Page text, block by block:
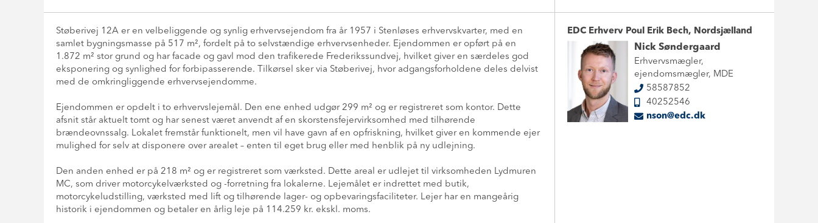
Støberivej 12A er en velbeliggende og synlig erhvervsejendom fra år 1957 i Stenløses erhvervskvarter, med en
samlet bygningsmasse på 517 m², fordelt på to selvstændige erhvervsenheder. Ejendommen er opført på en
1.872 m² stor grund og har facade og gavl mod den trafikerede Frederikssundvej, hvilket giver en særdeles god
eksponering og synlighed for forbipasserende. Tilkørsel sker via Støberivej, hvor adgangsforholdene deles delvist
med de omkringliggende erhvervsejendomme.
Ejendommen er opdelt i to erhvervslejemål. Den ene enhed udgør 299 m² og er registreret som kontor. Dette
afsnit står aktuelt tomt og har senest været anvendt af en skorstensfejervirksomhed med tilhørende
brændeovnssalg. Lokalet fremstår funktionelt, men vil have gavn af en opfriskning, hvilket giver en kommende ejer
mulighed for selv at disponere over arealet – enten til eget brug eller med henblik på ny udlejning.
Den anden enhed er på 218 m² og er registreret som værksted. Dette areal er udlejet til virksomheden Lydmuren
MC, som driver motorcykelværksted og -forretning fra lokalerne. Lejemålet er indrettet med butik,
motorcykeludstilling, værksted med lift og tilhørende lager- og opbevaringsfaciliteter. Lejer har en mangeårig
historik i ejendommen og betaler en årlig leje på 114.259 kr. ekskl. moms.
EDC Erhverv Poul Erik Bech, Nordsjælland
Nick Søndergaard
Erhvervsmægler,
ejendomsmægler, MDE
58587852
40252546
nson@edc.dk